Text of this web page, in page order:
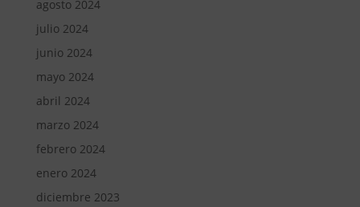
agosto 2024
julio 2024
junio 2024
mayo 2024
abril 2024
marzo 2024
febrero 2024
enero 2024
diciembre 2023